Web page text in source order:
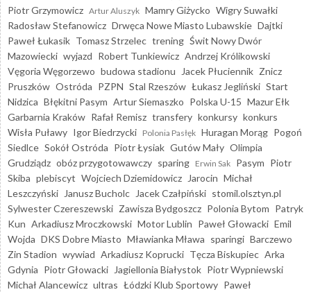
Piotr Grzymowicz Artur Aluszyk Mamry Giżycko Wigry Suwałki
Radosław Stefanowicz Drwęca Nowe Miasto Lubawskie Dajtki
Paweł Łukasik Tomasz Strzelec trening Świt Nowy Dwór
Mazowiecki wyjazd Robert Tunkiewicz Andrzej Królikowski
Vęgoria Węgorzewo budowa stadionu Jacek Płuciennik Znicz
Pruszków Ostróda PZPN Stal Rzeszów Łukasz Jegliński Start
Nidzica Błękitni Pasym Artur Siemaszko Polska U-15 Mazur Ełk
Garbarnia Kraków Rafał Remisz transfery konkursy konkurs
Wisła Puławy Igor Biedrzycki Polonia Pasłęk Huragan Morąg Pogoń
Siedlce Sokół Ostróda Piotr Łysiak Gutów Mały Olimpia
Grudziądz obóz przygotowawczy sparing Erwin Sak Pasym Piotr
Skiba plebiscyt Wojciech Dziemidowicz Jarocin Michał
Leszczyński
Janusz Bucholc Jacek Czałpiński stomil.olsztyn.pl
Sylwester Czereszewski Zawisza Bydgoszcz Polonia Bytom Patryk
Kun Arkadiusz Mroczkowski Motor Lublin Paweł Głowacki Emil
Wojda DKS Dobre Miasto Mławianka Mława sparingi Barczewo
Zin Stadion wywiad Arkadiusz Koprucki Tęcza Biskupiec Arka
Gdynia Piotr Głowacki Jagiellonia Białystok Piotr Wypniewski
Michał Alancewicz ultras Łódzki Klub Sportowy Paweł